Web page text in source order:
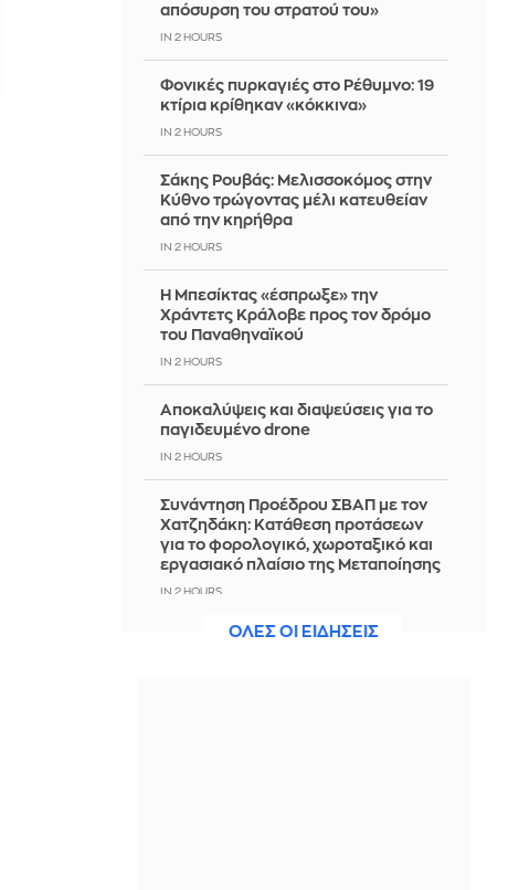
απόσυρση του στρατού του»
IN 2 HOURS
Φονικές πυρκαγιές στο Ρέθυμνο: 19
κτίρια κρίθηκαν «κόκκινα»
IN 2 HOURS
Σάκης Ρουβάς: Μελισσοκόμος στην
Κύθνο τρώγοντας μέλι κατευθείαν
από την κηρήθρα
IN 2 HOURS
Η Μπεσίκτας «έσπρωξε» την
Χράντετς Κράλοβε προς τον δρόμο
του Παναθηναϊκού
IN 2 HOURS
Αποκαλύψεις και διαψεύσεις για το
παγιδευμένο drone
IN 2 HOURS
Συνάντηση Προέδρου ΣΒΑΠ με τον
Χατζηδάκη: Κατάθεση προτάσεων
για το φορολογικό, χωροταξικό και
εργασιακό πλαίσιο της Μεταποίησης
IN 2 HOURS
Σοκαριστικό περιστατικό στο Αίγιο:
ΟΛΕΣ ΟΙ ΕΙΔΗΣΕΙΣ